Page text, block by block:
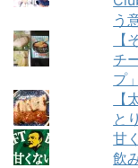
う
チ
プ
と
甘
飲